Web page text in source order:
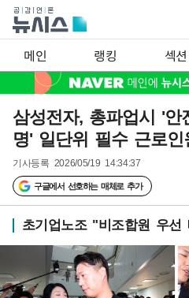
메인 랭킹 섹션
삼성전자, 총파업시 '안
명' 일단위 필수 근로인
기사등록 2026/05/19 14:34:37
구글에서 선호하는 매체로 추가
초기업노조 "비조합원 우선